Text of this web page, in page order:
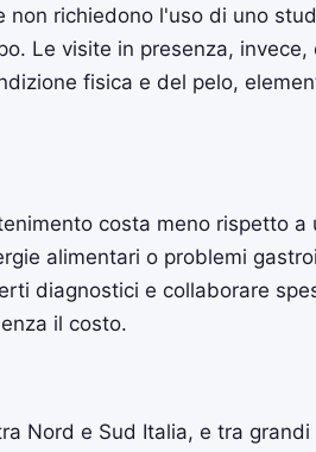
non richiedono l'uso di uno
Le visite in presenza, invece,
fisica e del pelo,
costa meno rispetto a
alimentari o problemi
diagnostici e collaborare
il costo.
Nord e Sud Italia, e tra